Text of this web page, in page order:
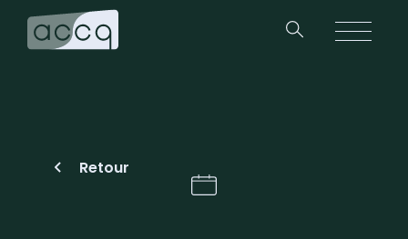
Retour